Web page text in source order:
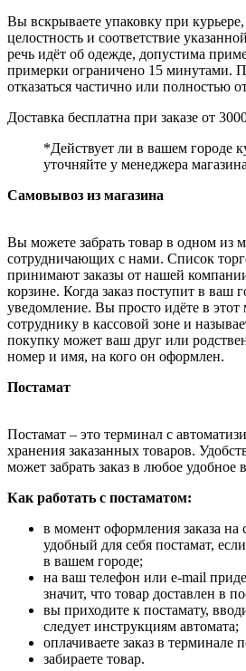
Вы вскрываете упаковку при курьере,
целостность и соответствие
речь идёт об одежде, допустима
примерки ограничено 15 минутами.
отказаться частично или полностью
Доставка бесплатна при заказе от
*Действует ли в вашем городе
уточняйте у менеджера
Самовывоз из магазина
Вы можете забрать товар в одном из
сотрудничающих с нами. Список
принимают заказы от нашей
корзине. Когда заказ поступит в ваш
уведомление. Вы просто идёте в этот
сотруднику в кассовой зоне и
покупку может ваш друг или
номер и имя, на кого он оформлен.
Постамат
Постамат – это терминал с
хранения заказанных товаров.
может забрать заказ в любое удобное
Как работать с постаматом:
в момент оформления заказа на
удобный для себя постамат,
в вашем городе;
на ваш телефон или e-mail
значит, что товар доставлен в
вы приходите к постамату,
следует инструкциям автомата;
оплачиваете заказ в терминале
забираете товар.